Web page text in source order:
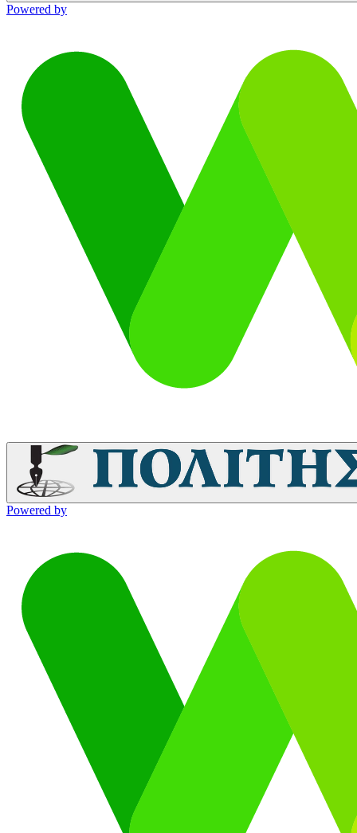
Powered by
Powered by